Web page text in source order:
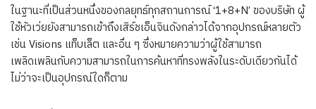
ในฐานะที่เป็นส่วนหนึ่งของกลยุทธ์ทุกสถานการณ์ ‘1+8+N’ ของบริษัท ผู้
ใช้หัวเว่ยยังสามารถเข้าถึงเสิร์ชเอ็นจินดังกล่าวได้จากอุปกรณ์หลายตัว
เช่น Visions แท็บเล็ต และอื่น ๆ ซึ่งหมายความว่าผู้ใช้สามารถ
เพลิดเพลินกับความสามารถในการค้นหาที่ทรงพลังในระดับเดียวกันได้
ไม่ว่าจะเป็นอุปกรณ์ใดก็ตาม